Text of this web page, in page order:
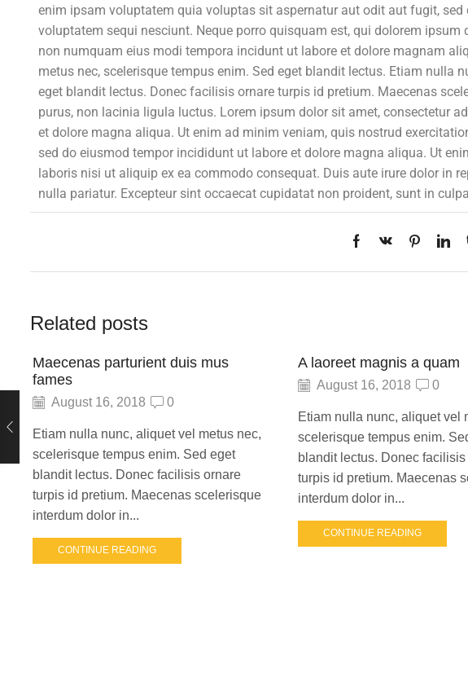
enim ipsam voluptatem quia voluptas sit aspernatur aut odit aut fugit,
voluptatem sequi nesciunt. Neque porro quisquam est, qui dolorem
non numquam eius modi tempora incidunt ut labore et dolore magnam
metus nec, scelerisque tempus enim. Sed eget blandit lectus. Etiam nulla
eget blandit lectus. Donec facilisis ornare turpis id pretium. Maecenas
purus, non lacinia ligula luctus. Lorem ipsum dolor sit amet, consectetur
et dolore magna aliqua. Ut enim ad minim veniam, quis nostrud
sed do eiusmod tempor incididunt ut labore et dolore magna aliqua. Ut
laboris nisi ut aliquip ex ea commodo consequat. Duis aute irure dolor in
nulla pariatur. Excepteur sint occaecat cupidatat non proident, sunt in
Related posts
Maecenas parturient duis mus
fames
August 16, 2018 0
Etiam nulla nunc, aliquet vel metus nec,
scelerisque tempus enim. Sed eget
blandit lectus. Donec facilisis ornare
turpis id pretium. Maecenas scelerisque
interdum dolor in...
CONTINUE READING
A laoreet magnis a quam
August 16, 2018 0
Etiam nulla nunc, aliquet vel
scelerisque tempus enim.
blandit lectus. Donec
turpis id pretium. Maecenas
interdum dolor in...
CONTINUE READING